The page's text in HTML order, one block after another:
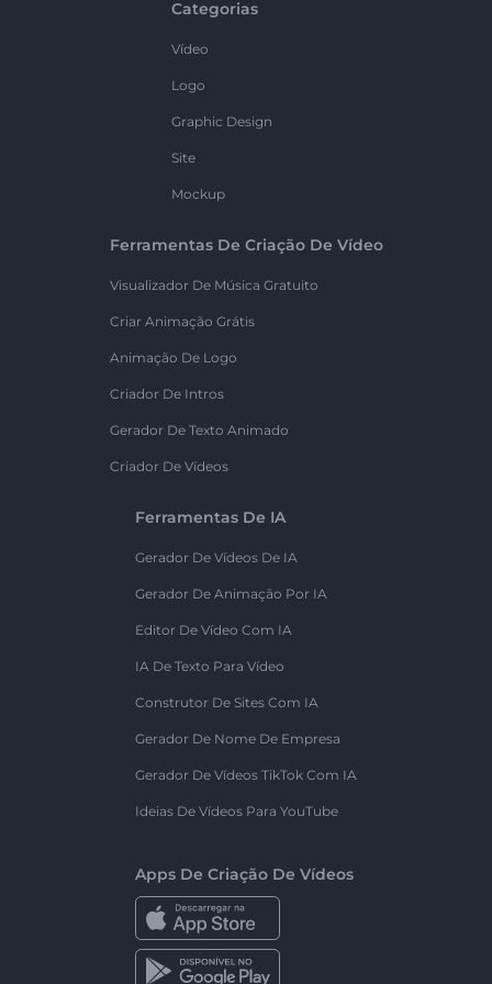
Categorias
Vídeo
Logo
Graphic Design
Site
Mockup
Ferramentas De Criação De Vídeo
Visualizador De Música Gratuito
Criar Animação Grátis
Animação De Logo
Criador De Intros
Gerador De Texto Animado
Criador De Vídeos
Ferramentas De IA
Gerador De Vídeos De IA
Gerador De Animação Por IA
Editor De Vídeo Com IA
IA De Texto Para Vídeo
Construtor De Sites Com IA
Gerador De Nome De Empresa
Gerador De Vídeos TikTok Com IA
Ideias De Vídeos Para YouTube
Apps De Criação De Vídeos